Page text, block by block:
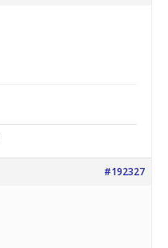
#192327